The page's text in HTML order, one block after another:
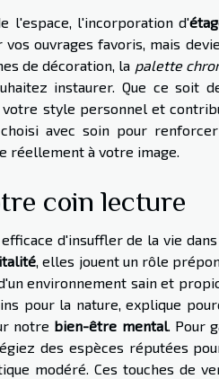
l'espace, l'incorporation d'
ouvrages favoris, mais
de décoration, la palette
instaurer. Que ce soit
style personnel et
avec soin pour
réellement à votre image.
coin lecture
d'insuffler de la vie
, elles jouent un rôle
environnement sain et
pour la nature, explique
notre bien-être mental. Pour
des espèces réputées
modéré. Ces touches de